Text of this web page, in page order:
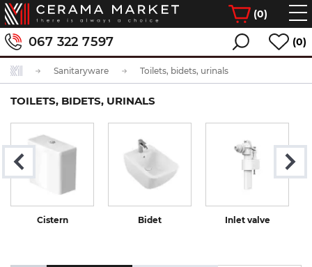
(0)
067 322 7597 (0)
Sanitaryware Toilets, bidets, urinals
TOILETS, BIDETS, URINALS
Cistern Bidet Inlet valve